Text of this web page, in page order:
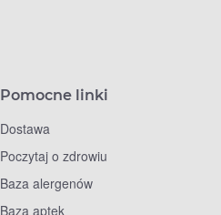
Pomocne linki
Dostawa
Poczytaj o zdrowiu
Baza alergenów
Baza aptek